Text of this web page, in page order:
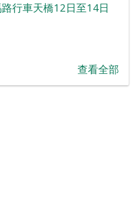
行車天橋12日至14日
查看全部